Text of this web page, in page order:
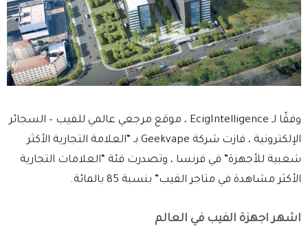
وفقًا لـ EcigIntelligence ، موقع مرجعي عالمي للفيب – السجائر
الإلكترونية ، فازت شركة Geekvape بـ “العلامة التجارية الأكثر
شعبية للأجهزة” في فرنسا ، وتصدرت فئة “العلامات التجارية
الأكثر مشاهدة في متاجر الفيب” بنسبة 85 بالمائة.
اشهر اجهزة الفيب في العالم